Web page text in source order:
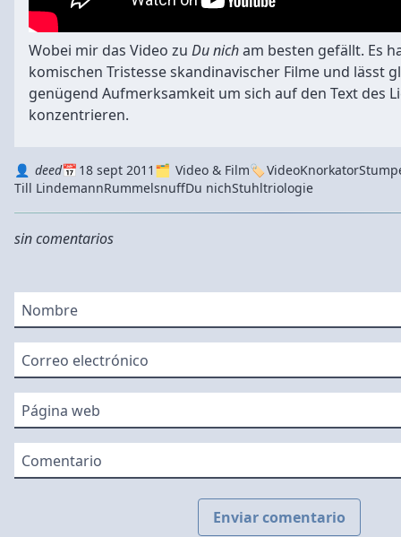
Wobei mir das Video zu Du nicham besten gefällt. Es
komischen Tristesse skandinavischer Filme und lässt
genügend Aufmerksamkeit um sich auf den Text des
konzentrieren.
Autordeed
Datum 18 sept 2011
Kategorie Video & Film Tags
VideoKnorkator
Till LindemannRummelsnuffDu nichStuhltriologie
sin comentarios
Nombre
Correo electrónico
Página web
Comentario
Enviar comentario